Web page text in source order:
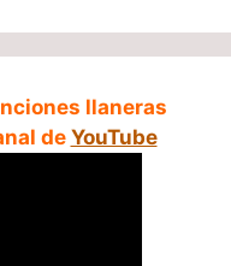
llaneras
de YouTube